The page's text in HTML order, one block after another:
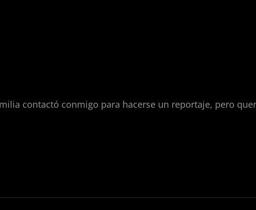
contactó conmigo para hacerse un reportaje, pero